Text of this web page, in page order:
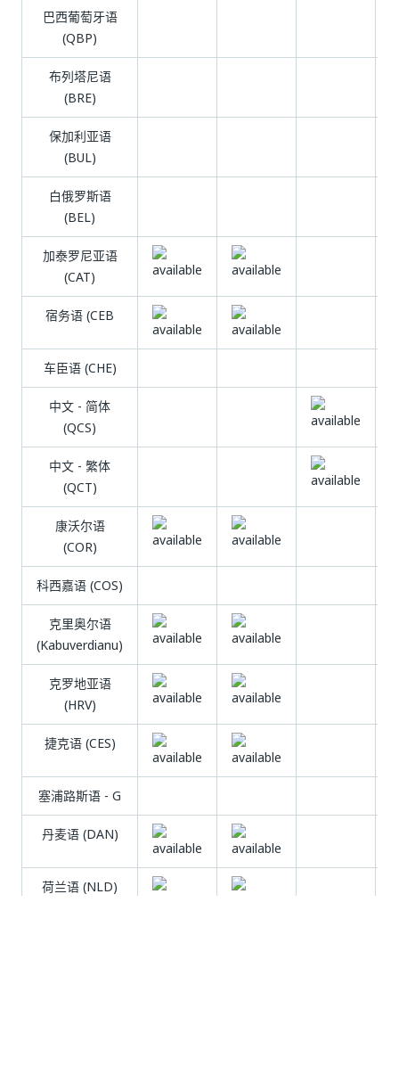
巴西葡萄牙语
(QBP)
布列塔尼语
(BRE)
保加利亚语
(BUL)
白俄罗斯语
(BEL)
加泰罗尼亚语
(CAT)
宿务语 (CEB
车臣语 (CHE)
中文 - 简体
(QCS)
中文 - 繁体
(QCT)
康沃尔语
(COR)
科西嘉语 (COS)
克里奥尔语
(Kabuverdianu)
克罗地亚语
(HRV)
捷克语 (CES)
塞浦路斯语 - G
丹麦语 (DAN)
荷兰语 (NLD)